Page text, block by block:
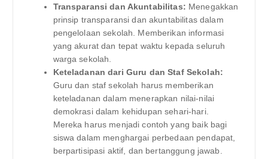
Transparansi dan Akuntabilitas: Menegakkan
prinsip transparansi dan akuntabilitas dalam
pengelolaan sekolah. Memberikan informasi
yang akurat dan tepat waktu kepada seluruh
warga sekolah.
Keteladanan dari Guru dan Staf Sekolah:
Guru dan staf sekolah harus memberikan
keteladanan dalam menerapkan nilai-nilai
demokrasi dalam kehidupan sehari-hari.
Mereka harus menjadi contoh yang baik bagi
siswa dalam menghargai perbedaan pendapat,
berpartisipasi aktif, dan bertanggung jawab.